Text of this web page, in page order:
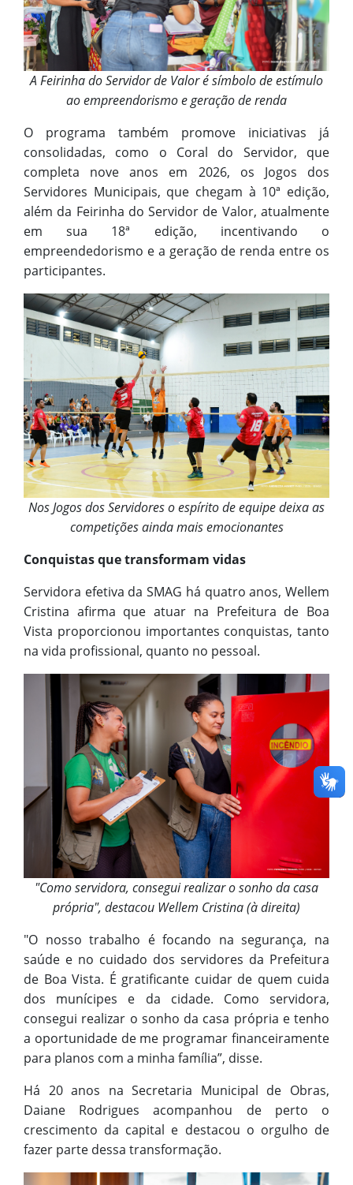
A Feirinha do Servidor de Valor é símbolo de estímulo
ao empreendorismo e geração de renda
O programa também promove iniciativas já
consolidadas, como o Coral do Servidor, que
completa nove anos em 2026, os Jogos dos
Servidores Municipais, que chegam à 10ª edição,
além da Feirinha do Servidor de Valor, atualmente
em sua 18ª edição, incentivando o
empreendedorismo e a geração de renda entre os
participantes.
Nos Jogos dos Servidores o espírito de equipe deixa as
competições ainda mais emocionantes
Conquistas que transformam vidas
Servidora efetiva da SMAG há quatro anos, Wellem
Cristina afirma que atuar na Prefeitura de Boa
Vista proporcionou importantes conquistas, tanto
na vida profissional, quanto no pessoal.
"Como servidora, consegui realizar o sonho da casa
própria", destacou Wellem Cristina (à direita)
"O nosso trabalho é focando na segurança, na
saúde e no cuidado dos servidores da Prefeitura
de Boa Vista. É gratificante cuidar de quem cuida
dos munícipes e da cidade. Como servidora,
consegui realizar o sonho da casa própria e tenho
a oportunidade de me programar financeiramente
para planos com a minha família”, disse.
Há 20 anos na Secretaria Municipal de Obras,
Daiane Rodrigues acompanhou de perto o
crescimento da capital e destacou o orgulho de
fazer parte dessa transformação.